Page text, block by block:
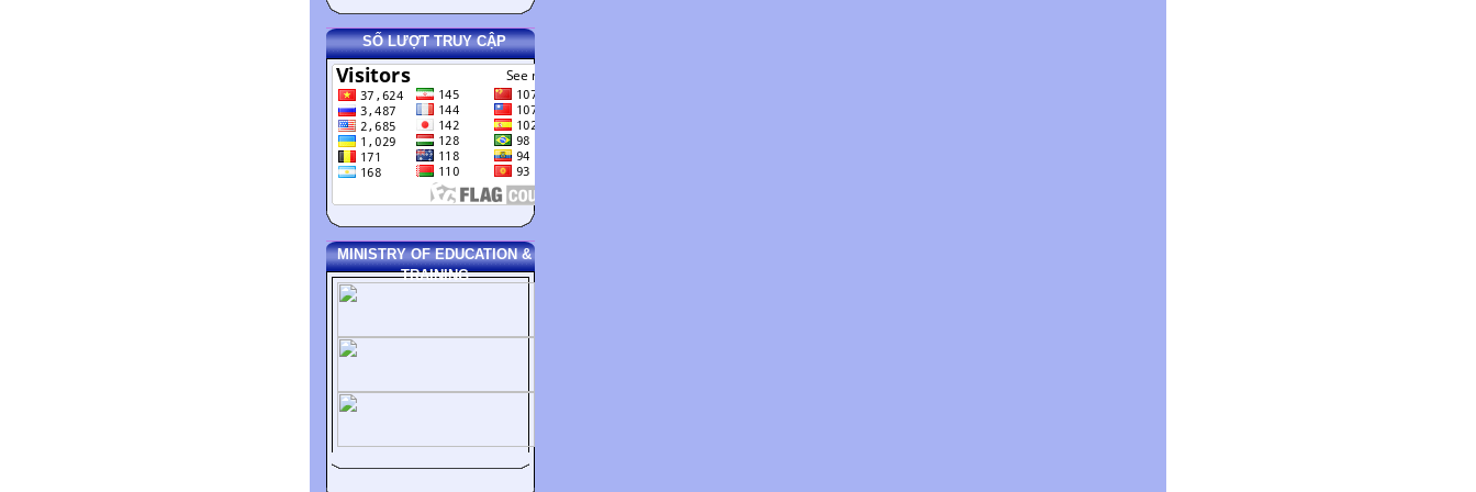
SỐ LƯỢT TRUY CẬP
MINISTRY OF EDUCATION &
TRAINING